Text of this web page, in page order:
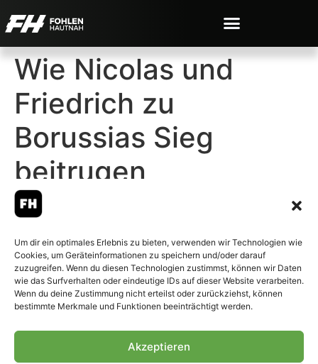
Um dir ein optimales Erlebnis zu bieten, verwenden wir Technologien wie
Cookies, um Geräteinformationen zu speichern und/oder darauf
zuzugreifen. Wenn du diesen Technologien zustimmst, können wir Daten
wie das Surfverhalten oder eindeutige IDs auf dieser Website verarbeiten.
Wenn du deine Zustimmung nicht erteilst oder zurückziehst, können
bestimmte Merkmale und Funktionen beeinträchtigt werden.
Akzeptieren
Wie Nicolas und
Friedrich zu
Borussias Sieg
beitrugen
© 2007-2026 Fohlen-Hautnah.de
– Alle rechte vorbehalten.
Fohlen-Hautnah.de ist ein
offiziell eingetragenes Magazin